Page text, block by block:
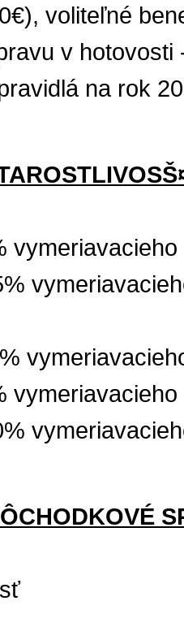
voliteľné
v hotovosti
na rok
vymeriavacieho
vymeriavacieho
ť